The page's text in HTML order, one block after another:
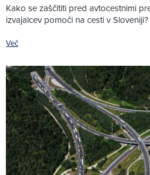
Kako se zaščititi pred avtocestnimi
izvajalcev pomoči na cesti v Sloveniji?
Več